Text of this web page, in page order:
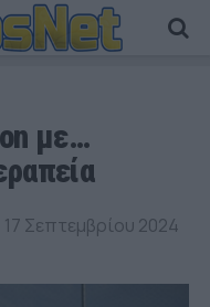
με…
17 Σεπτεμβρίου 2024